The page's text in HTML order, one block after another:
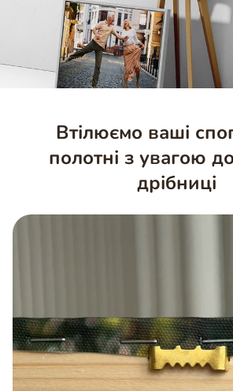
Втілюємо ваші
полотні з увагою
дрібниці